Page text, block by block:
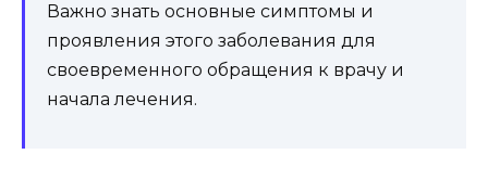
Важно знать основные симптомы и
проявления этого заболевания для
своевременного обращения к врачу и
начала лечения.